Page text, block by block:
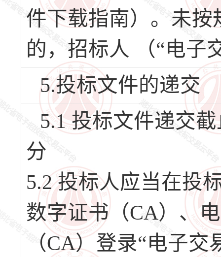
件下载指南）。未按
的，招标人 （“电子
5.投标文件的递交
5.1 投标文件递交
分
5.2 投标人应当在投
数字证书（CA）、
（CA）登录“电子